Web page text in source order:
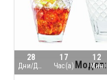
28
Дни/Ден
17
Час(а)
12
Мин
Модел: